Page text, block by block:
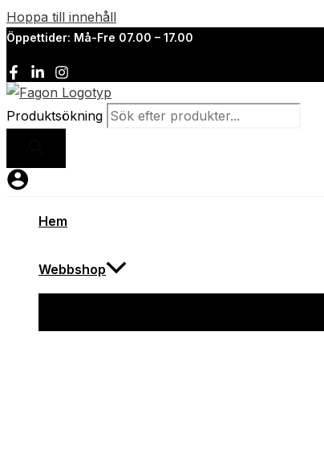
Hoppa till innehåll
Öppettider: Må-Fre 07.00 – 17.00
Produktsökning
Hem
Webbshop